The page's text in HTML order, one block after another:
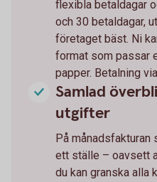
flexibla betaldagar
och 30 betaldagar,
företaget bäst. Ni
format som passar
papper. Betalning
Samlad
utgifter
På
ett ställe – oavsett
du kan granska alla